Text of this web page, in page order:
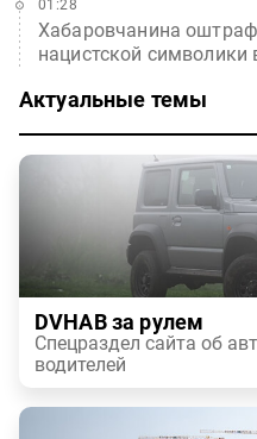
Хабаровчанина
нацистской символики
01:28
Актуальные темы
DVHAB за рулем
Спецраздел сайта об
водителей